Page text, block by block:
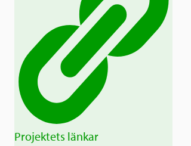
Projektets länkar